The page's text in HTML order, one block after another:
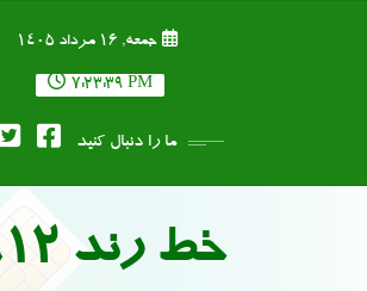
جمعه, ۱۶ مرداد ۱۴۰۵
7:23:40 PM
ما را دنبال کنید
خط رند 912